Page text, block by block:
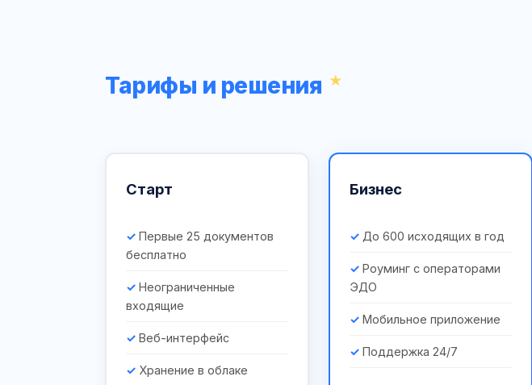
Тарифы и решения
Старт
Первые 25 документов
бесплатно
Неограниченные
входящие
Веб-интерфейс
Хранение в облаке
Бизнес
До 600 исходящих в год
Роуминг с операторами
ЭДО
Мобильное приложение
Поддержка 24/7